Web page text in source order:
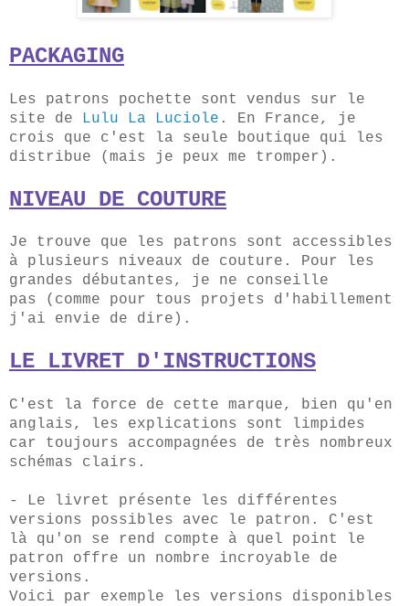
PACKAGING
Les patrons pochette sont vendus sur le
site de Lulu La Luciole . En France, je
crois que c'est la seule boutique qui les
distribue (mais je peux me tromper).
NIVEAU DE COUTURE
Je trouve que les patrons sont accessibles
à plusieurs niveaux de couture. Pour les
grandes débutantes, je ne conseille
pas
(comme pour tous projets d'habillement
j'ai envie de dire).
LE LIVRET D'INSTRUCTIONS
C'est la force de cette marque, bien qu'en
anglais, les explications sont limpides
car toujours accompagnées de très nombreux
schémas clairs.
- Le livret présente les différentes
versions possibles avec le patron. C'est
là qu'on se rend compte à quel point le
patron offre un nombre incroyable de
versions.
Voici par exemple les versions disponibles